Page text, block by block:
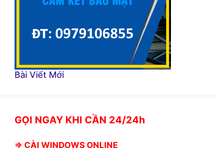
Bài Viết Mới
GỌI NGAY KHI CẦN 24/24h
⇒ CÀI WINDOWS ONLINE